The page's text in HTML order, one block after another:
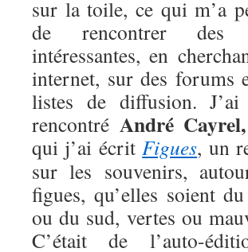
sur la toile, ce qui m’a
de rencontrer des
intéressantes, en
internet, sur des forums
listes de diffusion.
rencontré André Cayrel,
qui j’ai écritFigues, un
sur les souvenirs,
figues, qu’elles soient
ou du sud, vertes ou
C’était de l’auto-